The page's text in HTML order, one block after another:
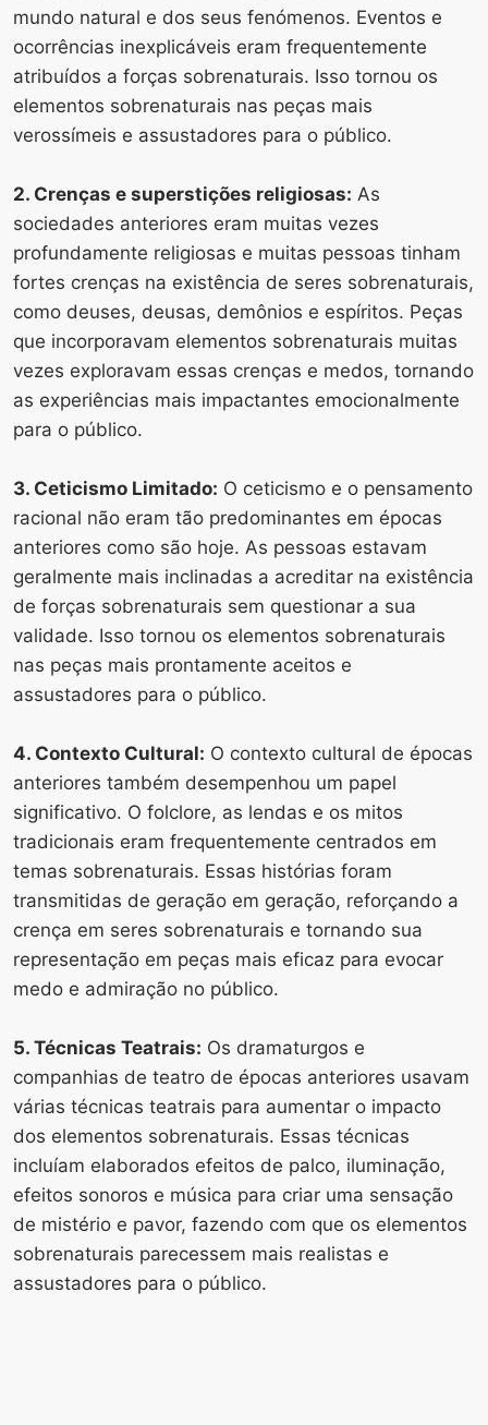
mundo natural e dos seus fenómenos. Eventos e
ocorrências inexplicáveis ​​eram frequentemente
atribuídos a forças sobrenaturais. Isso tornou os
elementos sobrenaturais nas peças mais
verossímeis e assustadores para o público.
2. Crenças e superstições religiosas: As
sociedades anteriores eram muitas vezes
profundamente religiosas e muitas pessoas tinham
fortes crenças na existência de seres sobrenaturais,
como deuses, deusas, demônios e espíritos. Peças
que incorporavam elementos sobrenaturais muitas
vezes exploravam essas crenças e medos, tornando
as experiências mais impactantes emocionalmente
para o público.
3. Ceticismo Limitado: O ceticismo e o pensamento
racional não eram tão predominantes em épocas
anteriores como são hoje. As pessoas estavam
geralmente mais inclinadas a acreditar na existência
de forças sobrenaturais sem questionar a sua
validade. Isso tornou os elementos sobrenaturais
nas peças mais prontamente aceitos e
assustadores para o público.
4. Contexto Cultural: O contexto cultural de épocas
anteriores também desempenhou um papel
significativo. O folclore, as lendas e os mitos
tradicionais eram frequentemente centrados em
temas sobrenaturais. Essas histórias foram
transmitidas de geração em geração, reforçando a
crença em seres sobrenaturais e tornando sua
representação em peças mais eficaz para evocar
medo e admiração no público.
5. Técnicas Teatrais: Os dramaturgos e
companhias de teatro de épocas anteriores usavam
várias técnicas teatrais para aumentar o impacto
dos elementos sobrenaturais. Essas técnicas
incluíam elaborados efeitos de palco, iluminação,
efeitos sonoros e música para criar uma sensação
de mistério e pavor, fazendo com que os elementos
sobrenaturais parecessem mais realistas e
assustadores para o público.